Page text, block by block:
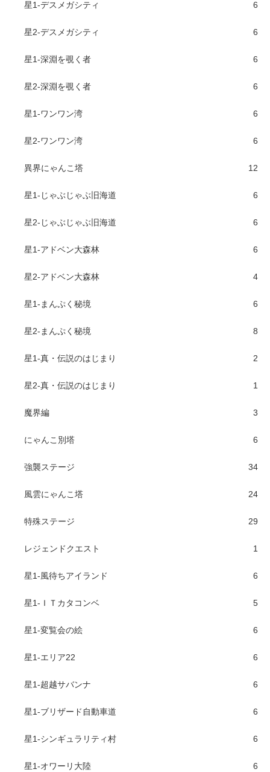
星1-デスメガシティ 6
星2-デスメガシティ 6
星1-深淵を覗く者 6
星2-深淵を覗く者 6
星1-ワンワン湾 6
星2-ワンワン湾 6
異界にゃんこ塔 12
星1-じゃぶじゃぶ旧海道 6
星2-じゃぶじゃぶ旧海道 6
星1-アドベン大森林 6
星2-アドベン大森林 4
星1-まんぷく秘境 6
星2-まんぷく秘境 8
星1-真・伝説のはじまり 2
星2-真・伝説のはじまり 1
魔界編 3
にゃんこ別塔 6
強襲ステージ 34
風雲にゃんこ塔 24
特殊ステージ 29
レジェンドクエスト 1
星1-風待ちアイランド 6
星1-ＩＴカタコンベ 5
星1-変覧会の絵 6
星1-エリア22 6
星1-超越サバンナ 6
星1-ブリザード自動車道 6
星1-シンギュラリティ村 6
星1-オワーリ大陸 6